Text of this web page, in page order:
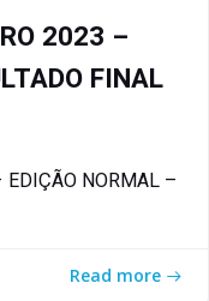
2023 –
FINAL
EDIÇÃO NORMAL –
Read more